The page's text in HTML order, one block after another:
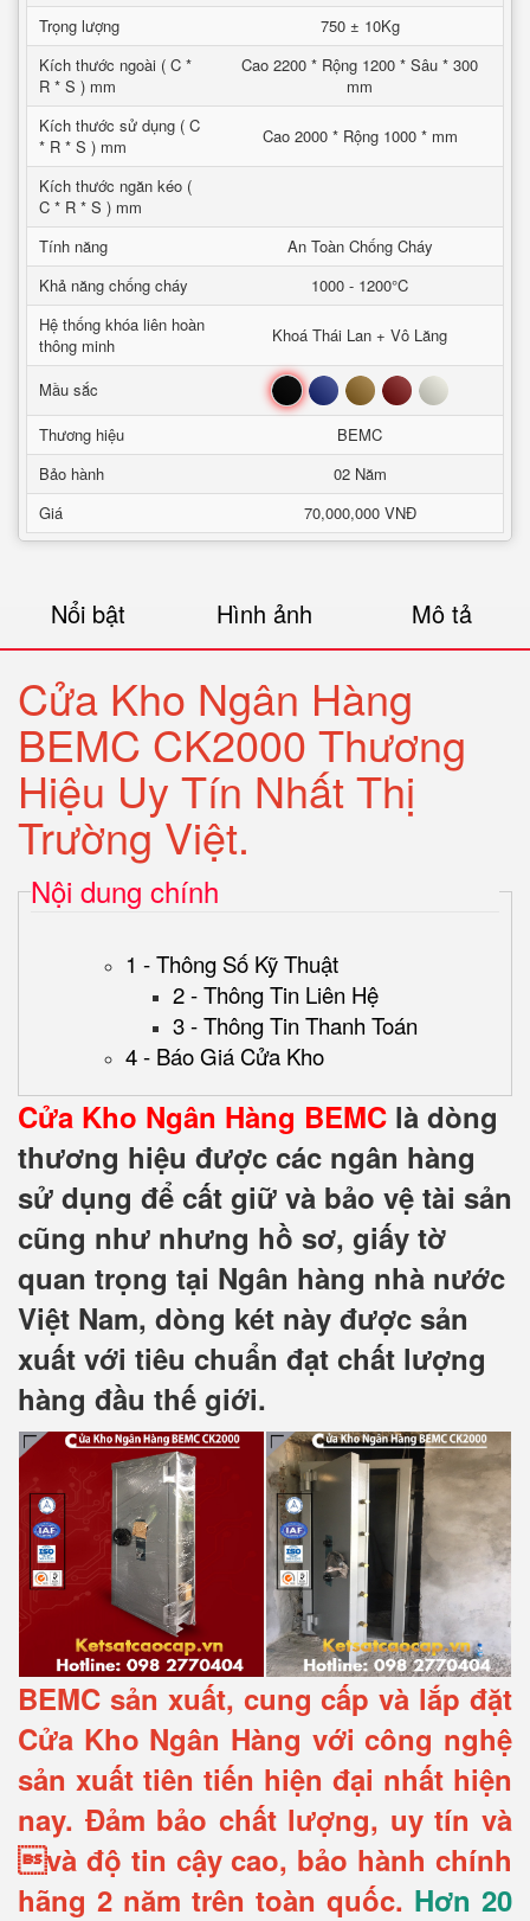
Trọng lượng
750 ± 10Kg
Kích thước ngoài ( C *
R * S ) mm
Cao 2200 * Rộng 1200 * Sâu * 300
mm
Kích thước sử dụng ( C
* R * S ) mm
Cao 2000 * Rộng 1000 * mm
Kích thước ngăn kéo (
C * R * S ) mm
Tính năng
An Toàn Chống Cháy
Khả năng chống cháy
1000 - 1200°C
Hệ thống khóa liên hoàn
thông minh
Khoá Thái Lan + Vô Lăng
Mầu sắc Đen Xanh Nâu Đỏ Trắng
Thương hiệu
BEMC
Bảo hành
02 Năm
Giá
70,000,000 VNĐ
Nổi bật Hình ảnh Mô tả
Cửa Kho Ngân Hàng
BEMC CK2000 Thương
Hiệu Uy Tín Nhất Thị
Trường Việt.
Nội dung chính
1 - Thông Số Kỹ Thuật
2 - Thông Tin Liên Hệ
3 - Thông Tin Thanh Toán
4 - Báo Giá Cửa Kho
Cửa Kho Ngân Hàng BEMC là dòng
thương hiệu được các ngân hàng
sử dụng để cất giữ và bảo vệ tài sản
cũng như nhưng hồ sơ, giấy tờ
quan trọng tại Ngân hàng nhà nước
Việt Nam, dòng két này được sản
xuất với tiêu chuẩn đạt chất lượng
hàng đầu thế giới.
BEMC sản xuất, cung cấp và lắp đặt
Cửa Kho Ngân Hàng với công nghệ
sản xuất tiên tiến hiện đại nhất hiện
nay. Đảm bảo chất lượng, uy tín và
và độ tin cậy cao, bảo hành chính
hãng 2 năm trên toàn quốc. Hơn 20